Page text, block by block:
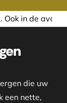
of in het
die uw
een nette,